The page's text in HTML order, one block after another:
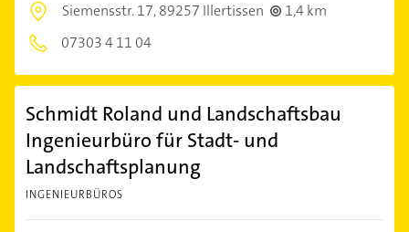
Siemensstr. 17,89257 Illertissen
1,4 km
07303 4 11 04
Schmidt Roland und Landschaftsbau
Ingenieurbüro für Stadt- und
Landschaftsplanung
INGENIEURBÜROS